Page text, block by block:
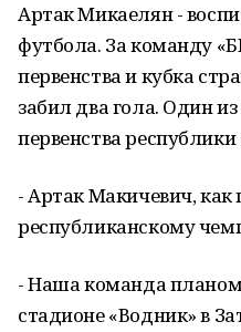
Артак Микаелян -
футбола. За команду
первенства и кубка
забил два гола. Один
первенства
- Артак Макичевич, как
республиканскому
- Наша команда
стадионе «Водник» в